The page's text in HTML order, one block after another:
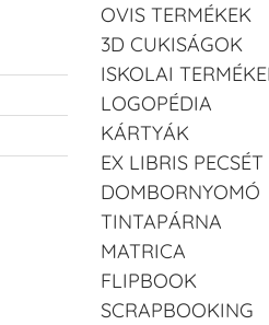
OVIS TERMÉKEK
3D CUKISÁGOK
ISKOLAI
LOGOPÉDIA
KÁRTYÁK
EX LIBRIS PECSÉT
DOMBORNYOMÓ
TINTAPÁRNA
MATRICA
FLIPBOOK
SCRAPBOOKING